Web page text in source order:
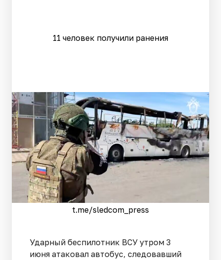
11 человек получили ранения
t.me/sledcom_press
Ударный беспилотник ВСУ утром 3
июня атаковал автобус, следовавший